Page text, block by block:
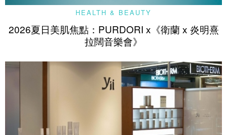
HEALTH & BEAUTY
2026夏日美肌焦點：PURDORI x《衛蘭 x 炎明熹
拉闊音樂會》